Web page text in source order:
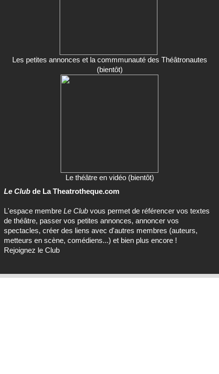
Les petites annonces et la commmunauté des Théâtronautes
(bientôt)
Le théâtre en vidéo (bientôt)
Le Club de La Theatrotheque.com
L'espace membre Le Club vous permet de référencer vos textes
de théâtre, passer vos petites annonces, annoncer vos
spectacles, créer des liens avec d'autres membres (auteurs,
metteurs en scène, comédiens...) et bien plus encore !
Rejoignez le Club